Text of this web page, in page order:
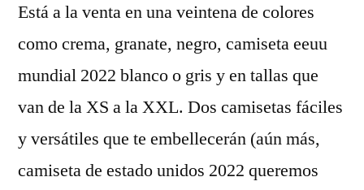
Está a la venta en una veintena de colores
como crema, granate, negro, camiseta eeuu
mundial 2022 blanco o gris y en tallas que
van de la XS a la XXL. Dos camisetas fáciles
y versátiles que te embellecerán (aún más,
camiseta de estado unidos 2022 queremos